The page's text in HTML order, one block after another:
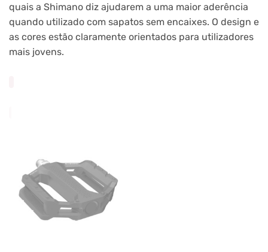
quais a Shimano diz ajudarem a uma maior aderência
quando utilizado com sapatos sem encaixes. O design e
as cores estão claramente orientados para utilizadores
mais jovens.